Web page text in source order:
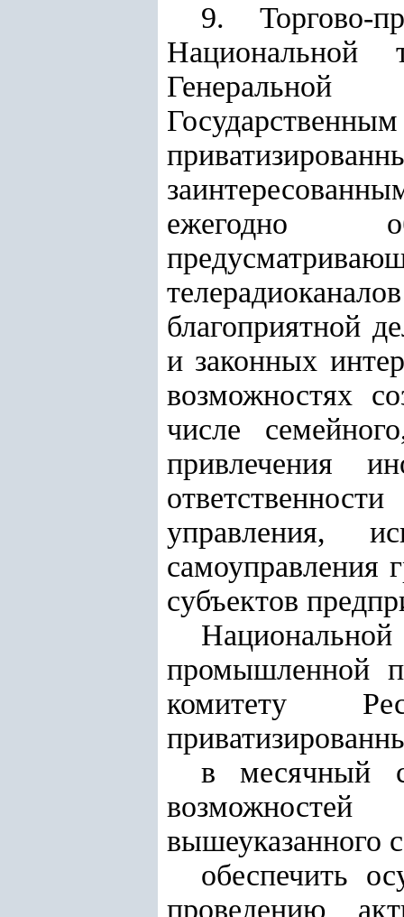
9. Торгово-
Национальной
Генеральной
ежегодно
благоприятной
и законных
возможностях
числе
привлечения
управления,
самоуправления
субъектов
промышленной
комитету
в месячный
вышеуказанного
обеспечить
проведению